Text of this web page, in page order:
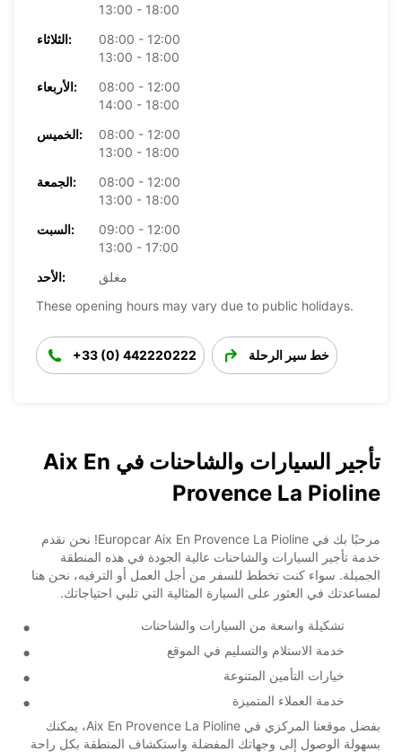
13:00 - 18:00
الثلاثاء:
08:00 - 12:00
13:00 - 18:00
الأربعاء:
08:00 - 12:00
14:00 - 18:00
الخميس:
08:00 - 12:00
13:00 - 18:00
الجمعة:
08:00 - 12:00
13:00 - 18:00
السبت:
09:00 - 12:00
13:00 - 17:00
الأحد:
مغلق
These opening hours may vary due to public holidays.
+33 (0) 442220222 خط سير الرحلة
تأجير السيارات والشاحنات في Aix En
Provence La Pioline
مرحبًا بك في Europcar Aix En Provence La Pioline! نحن نقدم
خدمة تأجير السيارات والشاحنات عالية الجودة في هذه المنطقة
الجميلة. سواء كنت تخطط للسفر من أجل العمل أو الترفيه، نحن هنا
لمساعدتك في العثور على السيارة المثالية التي تلبي احتياجاتك.
تشكيلة واسعة من السيارات والشاحنات
خدمة الاستلام والتسليم في الموقع
خيارات التأمين المتنوعة
خدمة العملاء المتميزة
بفضل موقعنا المركزي في Aix En Provence La Pioline، يمكنك
بسهولة الوصول إلى وجهاتك المفضلة واستكشاف المنطقة بكل راحة